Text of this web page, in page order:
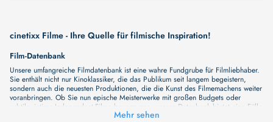
cinetixx Filme - Ihre Quelle für filmische Inspiration!
Film-Datenbank
Unsere umfangreiche Filmdatenbank ist eine wahre Fundgrube für Filmliebhaber.
Sie enthält nicht nur Kinoklassiker, die das Publikum seit langem begeistern,
sondern auch die neuesten Produktionen, die die Kunst des Filmemachens weiter
voranbringen. Ob Sie nun epische Meisterwerke mit großen Budgets oder
subtile, intime Independent-Filme bevorzugen, unsere Datenbank bietet eine Fülle
von Inhalten, die Ihr Herz und Ihren Geist berühren werden. Beim Durchstöbern
Mehr sehen